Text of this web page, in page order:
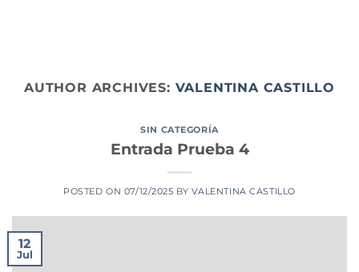
AUTHOR ARCHIVES: VALENTINA CASTILLO
SIN CATEGORÍA
Entrada Prueba 4
POSTED ON 07/12/2025 BY VALENTINA CASTILLO
12
Jul